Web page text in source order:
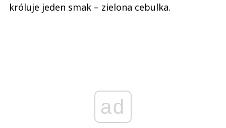
króluje jeden smak – zielona cebulka.
ad